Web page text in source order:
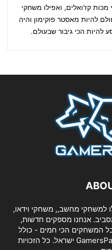
מכות קז'ואלים, ואפילו משחקי
להיות מאסטר פוקימון והיה
להיות הכי גיבור שבעולם.
למשחקי מחשב,, משחקי וידאו,
אנחנו מספקים חדשות,
המשחקים הכי חמים - כולל
משחקים ישראלים.©2026 GamersPack ישראל. כל הזכויות